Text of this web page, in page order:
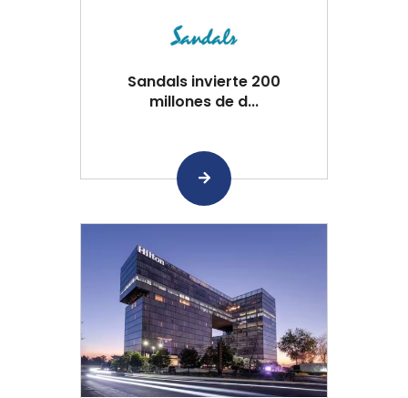
Sandals invierte 200
millones de d...